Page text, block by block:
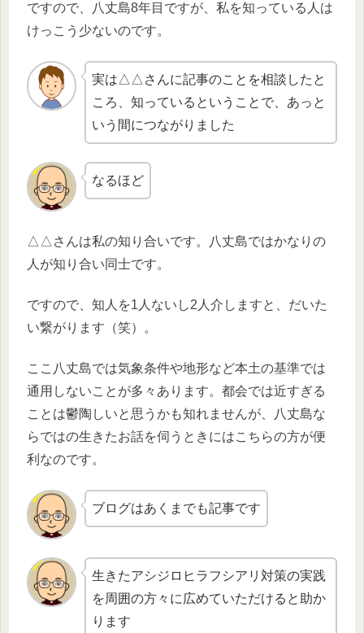
ですので、八丈島8年目ですが、私を知っている人は
けっこう少ないのです。
実は△△さんに記事のことを相談したと
ころ、知っているということで、あっと
いう間につながりました
なるほど
△△さんは私の知り合いです。八丈島ではかなりの
人が知り合い同士です。
ですので、知人を1人ないし2人介しますと、だいた
い繋がります（笑）。
ここ八丈島では気象条件や地形など本土の基準では
通用しないことが多々あります。都会では近すぎる
ことは鬱陶しいと思うかも知れませんが、八丈島な
らではの生きたお話を伺うときにはこちらの方が便
利なのです。
ブログはあくまでも記事です
生きたアシジロヒラフシアリ対策の実践
を周囲の方々に広めていただけると助か
ります